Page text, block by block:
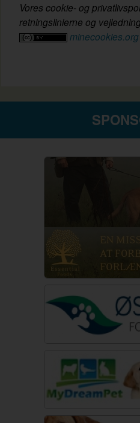
Vores cookie- og
retningslinierne og
minecookies.org